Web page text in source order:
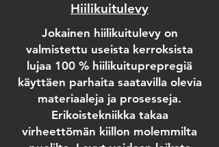
Hiilikuitulevy
Jokainen hiilikuitulevy on
valmistettu useista kerroksista
lujaa 100 % hiilikuituprepregiä
käyttäen parhaita saatavilla olevia
materiaaleja ja prosesseja.
Erikoistekniikka takaa
virheettömän kiillon molemmilta